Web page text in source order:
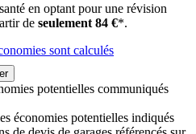
en optant pour une révision
de seulement 84 €*.
sont calculés
potentielles communiqués
économies potentielles indiqués